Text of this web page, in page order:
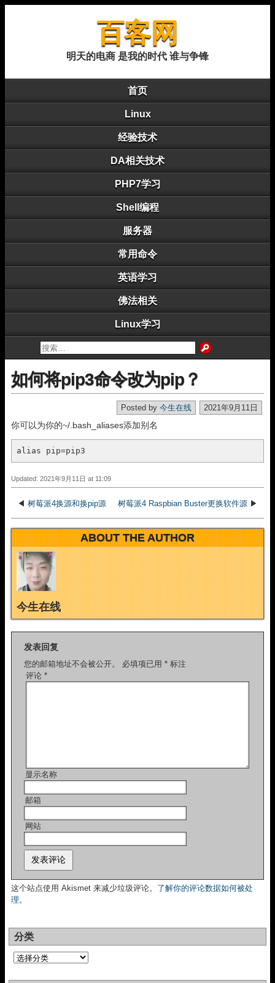
百客网
明天的电商 是我的时代 谁与争锋
首页
Linux
经验技术
DA相关技术
PHP7学习
Shell编程
服务器
常用命令
英语学习
佛法相关
Linux学习
如何将pip3命令改为pip？
2021年9月11日
Posted by 今生在线
你可以为你的~/.bash_aliases添加别名
alias pip=pip3
Updated: 2021年9月11日 at 11:09
◀ 树莓派4换源和换pip源 树莓派4 Raspbian Buster更换软件源 ▶
ABOUT THE AUTHOR
今生在线
发表回复
您的邮箱地址不会被公开。 必填项已用 * 标注
评论 *
显示名称
邮箱
网站
这个站点使用 Akismet 来减少垃圾评论。 了解你的评论数据如何被处
理。
分类
分
类